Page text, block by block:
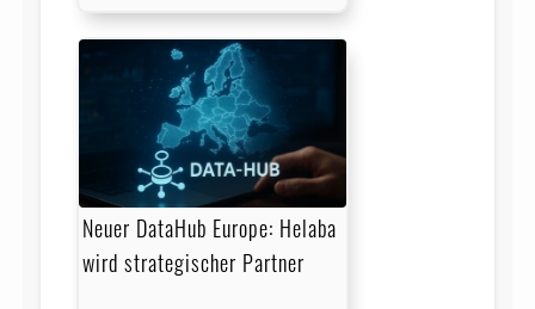
Neuer DataHub Europe: Helaba
wird strategischer Partner